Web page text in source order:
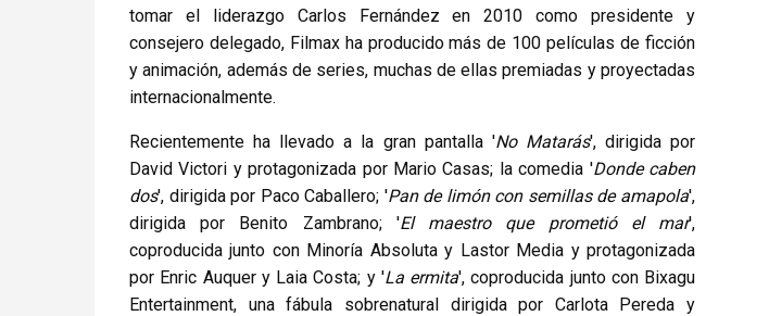
tomar el liderazgo Carlos Fernández en 2010 como presidente y
consejero delegado, Filmax ha producido más de 100 películas de ficción
y animación, además de series, muchas de ellas premiadas y proyectadas
internacionalmente.
Recientemente ha llevado a la gran pantalla 'No Matarás', dirigida por
David Victori y protagonizada por Mario Casas; la comedia 'Donde caben
dos', dirigida por Paco Caballero; 'Pan de limón con semillas de amapola',
dirigida por Benito Zambrano; 'El maestro que prometió el mar',
coproducida junto con Minoría Absoluta y Lastor Media y protagonizada
por Enric Auquer y Laia Costa; y 'La ermita', coproducida junto con Bixagu
Entertainment, una fábula sobrenatural dirigida por Carlota Pereda y